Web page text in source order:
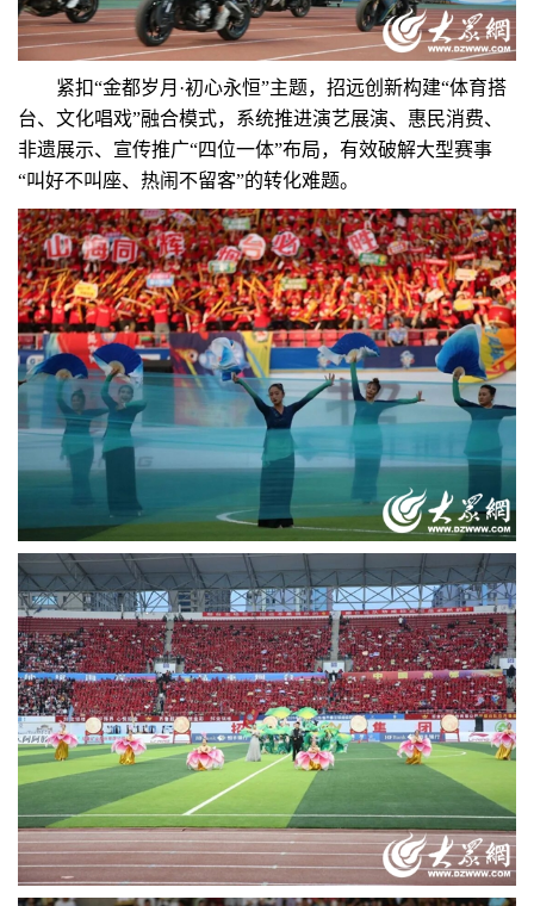
紧扣“金都岁月·初心永恒”主题，招远创新构建“体育搭
台、文化唱戏”融合模式，系统推进演艺展演、惠民消费、
非遗展示、宣传推广“四位一体”布局，有效破解大型赛事
“叫好不叫座、热闹不留客”的转化难题。